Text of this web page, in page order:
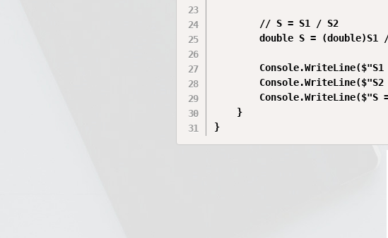
        // S = S1 / S2
double S = (double)S1
Console.WriteLine($"S1
Console.WriteLine($"S2
Console.WriteLine($"S
    }
}